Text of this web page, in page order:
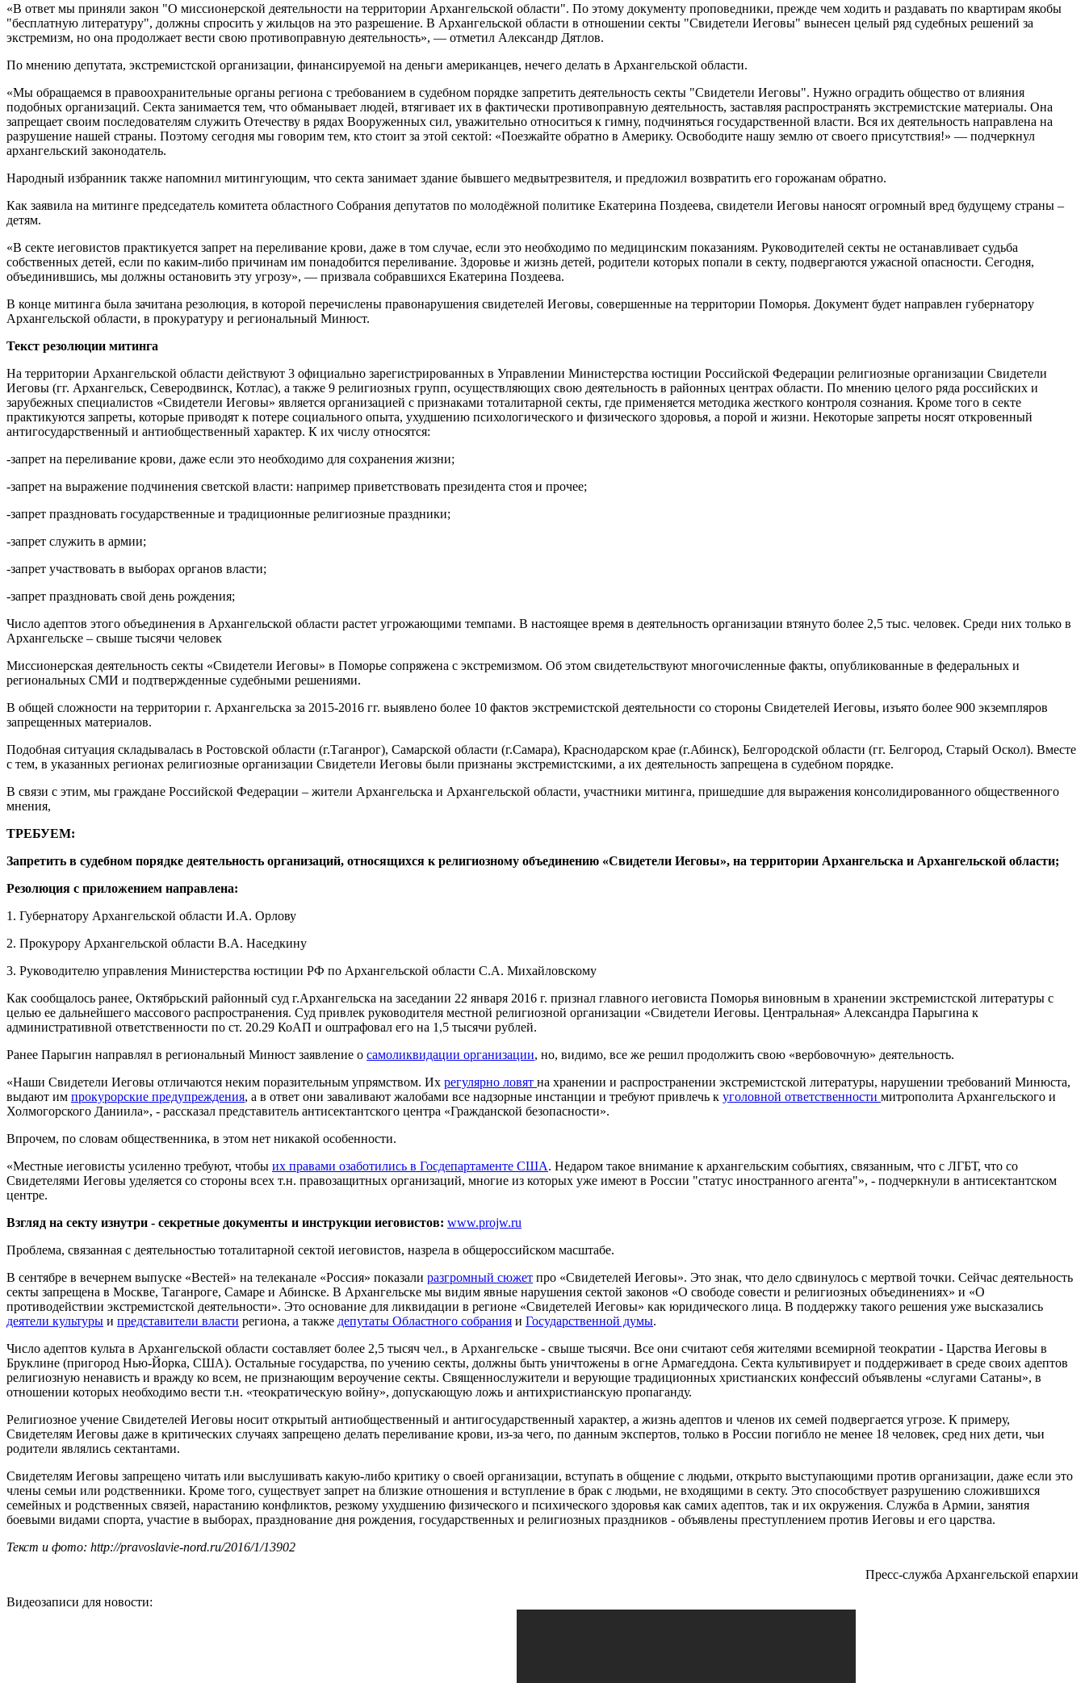
«В ответ мы приняли закон "О миссионерской деятельности на территории Архангельской области". По этому документу проповедники, прежде чем ходить и раздавать по квартирам якобы
"бесплатную литературу", должны спросить у жильцов на это разрешение. В Архангельской области в отношении секты "Свидетели Иеговы" вынесен целый ряд судебных решений за
экстремизм, но она продолжает вести свою противоправную деятельность», — отметил Александр Дятлов.
По мнению депутата, экстремистской организации, финансируемой на деньги американцев, нечего делать в Архангельской области.
«Мы обращаемся в правоохранительные органы региона с требованием в судебном порядке запретить деятельность секты "Свидетели Иеговы". Нужно оградить общество от влияния
подобных организаций. Секта занимается тем, что обманывает людей, втягивает их в фактически противоправную деятельность, заставляя распространять экстремистские материалы. Она
запрещает своим последователям служить Отечеству в рядах Вооруженных сил, уважительно относиться к гимну, подчиняться государственной власти. Вся их деятельность направлена на
разрушение нашей страны. Поэтому сегодня мы говорим тем, кто стоит за этой сектой: «Поезжайте обратно в Америку. Освободите нашу землю от своего присутствия!» — подчеркнул
архангельский законодатель.
Народный избранник также напомнил митингующим, что секта занимает здание бывшего медвытрезвителя, и предложил возвратить его горожанам обратно.
Как заявила на митинге председатель комитета областного Собрания депутатов по молодёжной политике Екатерина Поздеева, свидетели Иеговы наносят огромный вред будущему страны –
детям.
«В секте иеговистов практикуется запрет на переливание крови, даже в том случае, если это необходимо по медицинским показаниям. Руководителей секты не останавливает судьба
собственных детей, если по каким-либо причинам им понадобится переливание. Здоровье и жизнь детей, родители которых попали в секту, подвергаются ужасной опасности. Сегодня,
объединившись, мы должны остановить эту угрозу», — призвала собравшихся Екатерина Поздеева.
В конце митинга была зачитана резолюция, в которой перечислены правонарушения свидетелей Иеговы, совершенные на территории Поморья. Документ будет направлен губернатору
Архангельской области, в прокуратуру и региональный Минюст.
Текст резолюции митинга
На территории Архангельской области действуют 3 официально зарегистрированных в Управлении Министерства юстиции Российской Федерации религиозные организации Свидетели
Иеговы (гг. Архангельск, Северодвинск, Котлас), а также 9 религиозных групп, осуществляющих свою деятельность в районных центрах области. По мнению целого ряда российских и
зарубежных специалистов «Свидетели Иеговы» является организацией с признаками тоталитарной секты, где применяется методика жесткого контроля сознания. Кроме того в секте
практикуются запреты, которые приводят к потере социального опыта, ухудшению психологического и физического здоровья, а порой и жизни. Некоторые запреты носят откровенный
антигосударственный и антиобщественный характер. К их числу относятся:
-запрет на переливание крови, даже если это необходимо для сохранения жизни;
-запрет на выражение подчинения светской власти: например приветствовать президента стоя и прочее;
-запрет праздновать государственные и традиционные религиозные праздники;
-запрет служить в армии;
-запрет участвовать в выборах органов власти;
-запрет праздновать свой день рождения;
Число адептов этого объединения в Архангельской области растет угрожающими темпами. В настоящее время в деятельность организации втянуто более 2,5 тыс. человек. Среди них только в
Архангельске – свыше тысячи человек
Миссионерская деятельность секты «Свидетели Иеговы» в Поморье сопряжена с экстремизмом. Об этом свидетельствуют многочисленные факты, опубликованные в федеральных и
региональных СМИ и подтвержденные судебными решениями.
В общей сложности на территории г. Архангельска за 2015-2016 гг. выявлено более 10 фактов экстремистской деятельности со стороны Свидетелей Иеговы, изъято более 900 экземпляров
запрещенных материалов.
Подобная ситуация складывалась в Ростовской области (г.Таганрог), Самарской области (г.Самара), Краснодарском крае (г.Абинск), Белгородской области (гг. Белгород, Старый Оскол). Вместе
с тем, в указанных регионах религиозные организации Свидетели Иеговы были признаны экстремистскими, а их деятельность запрещена в судебном порядке.
В связи с этим, мы граждане Российской Федерации – жители Архангельска и Архангельской области, участники митинга, пришедшие для выражения консолидированного общественного
мнения,
ТРЕБУЕМ:
Запретить в судебном порядке деятельность организаций, относящихся к религиозному объединению «Свидетели Иеговы», на территории Архангельска и Архангельской области;
Резолюция с приложением направлена:
1. Губернатору Архангельской области И.А. Орлову
2. Прокурору Архангельской области В.А. Наседкину
3. Руководителю управления Министерства юстиции РФ по Архангельской области С.А. Михайловскому
Как сообщалось ранее, Октябрьский районный суд г.Архангельска на заседании 22 января 2016 г. признал главного иеговиста Поморья виновным в хранении экстремистской литературы с
целью ее дальнейшего массового распространения. Суд привлек руководителя местной религиозной организации «Свидетели Иеговы. Центральная» Александра Парыгина к
административной ответственности по ст. 20.29 КоАП и оштрафовал его на 1,5 тысячи рублей.
Ранее Парыгин направлял в региональный Минюст заявление о самоликвидации организации, но, видимо, все же решил продолжить свою «вербовочную» деятельность.
«Наши Свидетели Иеговы отличаются неким поразительным упрямством. Их регулярно ловят на хранении и распространении экстремистской литературы, нарушении требований Минюста,
выдают им прокурорские предупреждения, а в ответ они заваливают жалобами все надзорные инстанции и требуют привлечь к уголовной ответственности митрополита Архангельского и
Холмогорского Даниила», - рассказал представитель антисектантского центра «Гражданской безопасности».
Впрочем, по словам общественника, в этом нет никакой особенности.
«Местные иеговисты усиленно требуют, чтобы их правами озаботились в Госдепартаменте США. Недаром такое внимание к архангельским событиях, связанным, что с ЛГБТ, что со
Свидетелями Иеговы уделяется со стороны всех т.н. правозащитных организаций, многие из которых уже имеют в России "статус иностранного агента"», - подчеркнули в антисектантском
центре.
Взгляд на секту изнутри - секретные документы и инструкции иеговистов: www.projw.ru
Проблема, связанная с деятельностью тоталитарной сектой иеговистов, назрела в общероссийском масштабе.
В сентябре в вечернем выпуске «Вестей» на телеканале «Россия» показали разгромный сюжет про «Свидетелей Иеговы». Это знак, что дело сдвинулось с мертвой точки. Сейчас деятельность
секты запрещена в Москве, Таганроге, Самаре и Абинске. В Архангельске мы видим явные нарушения сектой законов «О свободе совести и религиозных объединениях» и «О
противодействии экстремистской деятельности». Это основание для ликвидации в регионе «Свидетелей Иеговы» как юридического лица. В поддержку такого решения уже высказались
деятели культуры и представители власти региона, а также депутаты Областного собрания и Государственной думы.
Число адептов культа в Архангельской области составляет более 2,5 тысяч чел., в Архангельске - свыше тысячи. Все они считают себя жителями всемирной теократии - Царства Иеговы в
Бруклине (пригород Нью-Йорка, США). Остальные государства, по учению секты, должны быть уничтожены в огне Армагеддона. Секта культивирует и поддерживает в среде своих адептов
религиозную ненависть и вражду ко всем, не признающим вероучение секты. Священнослужители и верующие традиционных христианских конфессий объявлены «слугами Сатаны», в
отношении которых необходимо вести т.н. «теократическую войну», допускающую ложь и антихристианскую пропаганду.
Религиозное учение Свидетелей Иеговы носит открытый антиобщественный и антигосударственный характер, а жизнь адептов и членов их семей подвергается угрозе. К примеру,
Свидетелям Иеговы даже в критических случаях запрещено делать переливание крови, из-за чего, по данным экспертов, только в России погибло не менее 18 человек, сред них дети, чьи
родители являлись сектантами.
Свидетелям Иеговы запрещено читать или выслушивать какую-либо критику о своей организации, вступать в общение с людьми, открыто выступающими против организации, даже если это
члены семьи или родственники. Кроме того, существует запрет на близкие отношения и вступление в брак с людьми, не входящими в секту. Это способствует разрушению сложившихся
семейных и родственных связей, нарастанию конфликтов, резкому ухудшению физического и психического здоровья как самих адептов, так и их окружения. Служба в Армии, занятия
боевыми видами спорта, участие в выборах, празднование дня рождения, государственных и религиозных праздников - объявлены преступлением против Иеговы и его царства.
Текст и фото: http://pravoslavie-nord.ru/2016/1/13902
Пресс-служба Архангельской епархии
Видеозаписи для новости: